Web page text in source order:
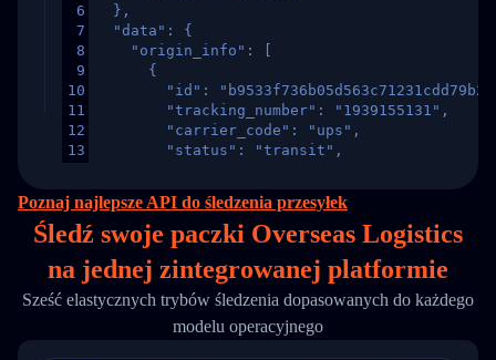
6
7
8
9
10
11
12
13
16
17
19
20
21
  },
  "data": {
    "origin_info": [
      {
"id":
        "tracking_number": "1939155131",
        "carrier_code": "ups",
        "status": "transit",
        "itemTimeLength": 2,
        "weblink": "",
        "phone": null,
        "trackinfo": [
          {
            "Date": "2017-03-08 04: 22: 00",
"StatusDescription": "Departed
Poznaj najlepsze API do śledzenia przesyłek
Śledź swoje paczki Overseas Logistics
na jednej zintegrowanej platformie
Sześć elastycznych trybów śledzenia dopasowanych do każdego
modelu operacyjnego